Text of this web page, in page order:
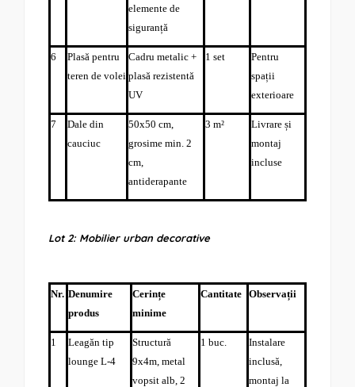
elemente de
siguranță
6
Plasă pentru
teren de volei
Cadru metalic +
plasă rezistentă
UV
1 set
Pentru
spații
exterioare
7
Dale din
cauciuc
50x50 cm,
grosime min. 2
cm,
antiderapante
3 m²
Livrare și
montaj
incluse
Lot 2: Mobilier urban decorative
Nr. Denumire
produs
Cerințe
minime
Cantitate Observații
1
Leagăn tip
lounge L-4
Structură
9x4m, metal
vopsit alb, 2
1 buc.
Instalare
inclusă,
montaj la